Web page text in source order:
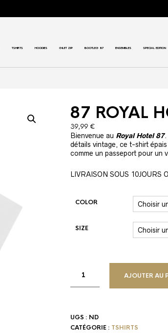
TSHIRTS HOODIES GILET ZIP BOOTLEG 87 ENSEMBLES SPECIAL EDITION
87 ROYAL
39,99 €
Bienvenue au Royal Hotel 87.
détails vintage, ce t-shirt épais
comme un passeport pour un
LIVRAISON SOUS 10JOURS
COLOR
SIZE
AJOUTER AU
UGS : ND
CATÉGORIE : TSHIRTS